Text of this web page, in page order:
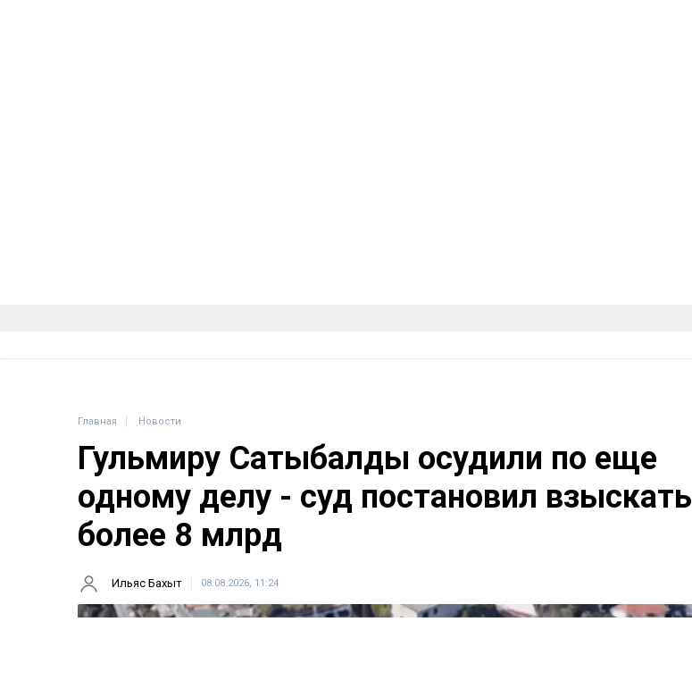
Главная Новости
Гульмиру Сатыбалды осудили по еще
одному делу - суд постановил взыскать
более 8 млрд
Ильяс Бахыт 08.08.2026, 11:24